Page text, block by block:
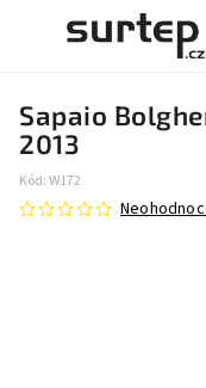
Sapaio
2013
Kód:W172